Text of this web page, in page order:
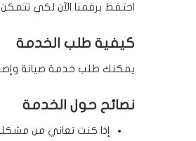
احتفظ برقمنا الآن لكي
كيفية طلب الخدمة
يمكنك طلب خدمة صيانة
نصائح حول الخدمة
إذا كنت تعاني من